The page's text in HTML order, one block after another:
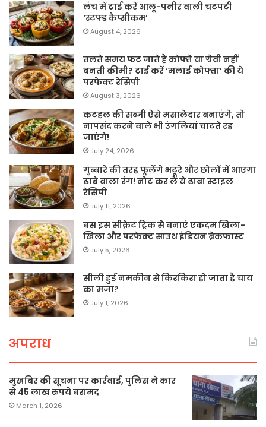
लंच में ट्राई करें आलू-पनीर वाली चटपटी
‘स्टफ्ड कैप्सीकम’
August 4, 2026
तलते समय फट जाते हैं कोफ्ते या ग्रेवी नहीं
बनती क्रीमी? ट्राई करें ‘मलाई कोफ्ता’ की ये
परफेक्ट रेसिपी
August 3, 2026
कटहल की सब्जी ऐसे मसालेदार बनाएंगे, तो
नापसंद करने वाले भी उंगलियां चाटते रह
जाएंगे!
July 24, 2026
गुब्बारे की तरह फूलेंगे भटूरे और छोलों में आएगा
ढाबे वाला रंग! नोट कर लें ये ढाबा स्टाइल
रेसिपी
July 11, 2026
बस इस सीक्रेट ट्रिक से बनाएं एकदम खिला-
खिला और परफेक्ट साउथ इंडियन ब्रेकफास्ट
July 5, 2026
सीली हुई नमकीन से किरकिरा हो जाता है चाय
का मजा?
July 1, 2026
अपराध
मुखबिर की सूचना पर कार्रवाई, पुलिस ने कार
से 45 लाख रुपये बरामद
March 1, 2026